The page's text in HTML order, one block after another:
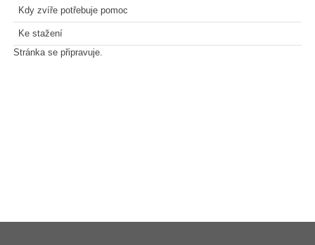
Stránka se připravuje.
Kdy zvíře potřebuje pomoc
Ke stažení